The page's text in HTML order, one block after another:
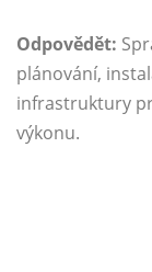
Odpovědět:
plánování,
infrastruktury
výkonu.